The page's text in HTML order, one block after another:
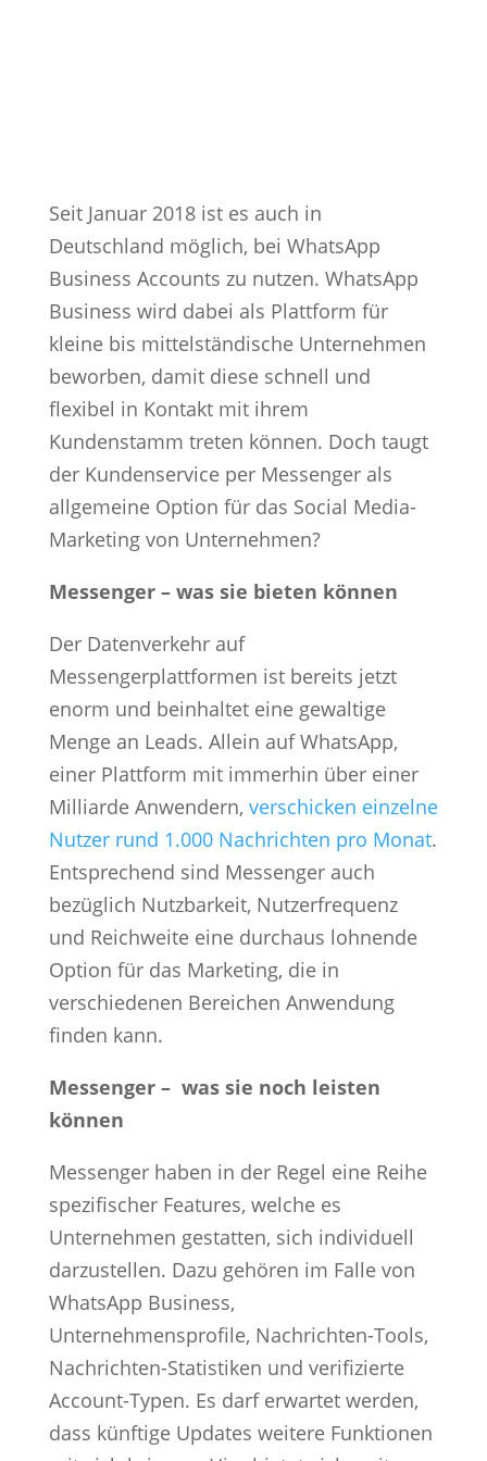
Seit Januar 2018 ist es auch in
Deutschland möglich, bei WhatsApp
Business Accounts zu nutzen. WhatsApp
Business wird dabei als Plattform für
kleine bis mittelständische Unternehmen
beworben, damit diese schnell und
flexibel in Kontakt mit ihrem
Kundenstamm treten können. Doch taugt
der Kundenservice per Messenger als
allgemeine Option für das Social Media-
Marketing von Unternehmen?
Messenger – was sie bieten können
Der Datenverkehr auf
Messengerplattformen ist bereits jetzt
enorm und beinhaltet eine gewaltige
Menge an Leads. Allein auf WhatsApp,
einer Plattform mit immerhin über einer
Milliarde Anwendern, verschicken einzelne
Nutzer rund 1.000 Nachrichten pro Monat.
Entsprechend sind Messenger auch
bezüglich Nutzbarkeit, Nutzerfrequenz
und Reichweite eine durchaus lohnende
Option für das Marketing, die in
verschiedenen Bereichen Anwendung
finden kann.
Messenger – was sie noch leisten
können
Messenger haben in der Regel eine Reihe
spezifischer Features, welche es
Unternehmen gestatten, sich individuell
darzustellen. Dazu gehören im Falle von
WhatsApp Business,
Unternehmensprofile, Nachrichten-Tools,
Nachrichten-Statistiken und verifizierte
Account-Typen. Es darf erwartet werden,
dass künftige Updates weitere Funktionen